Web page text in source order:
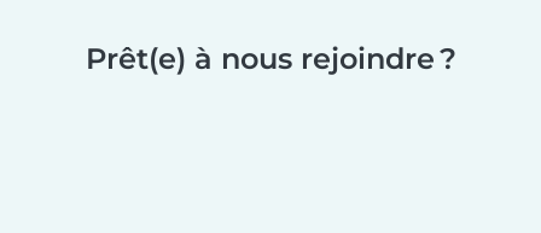
Prêt(e) à nous rejoindre ?